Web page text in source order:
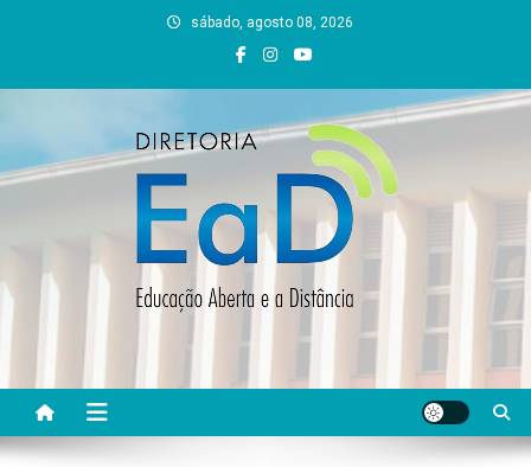
sábado, agosto 08, 2026
DEAD UFVJM